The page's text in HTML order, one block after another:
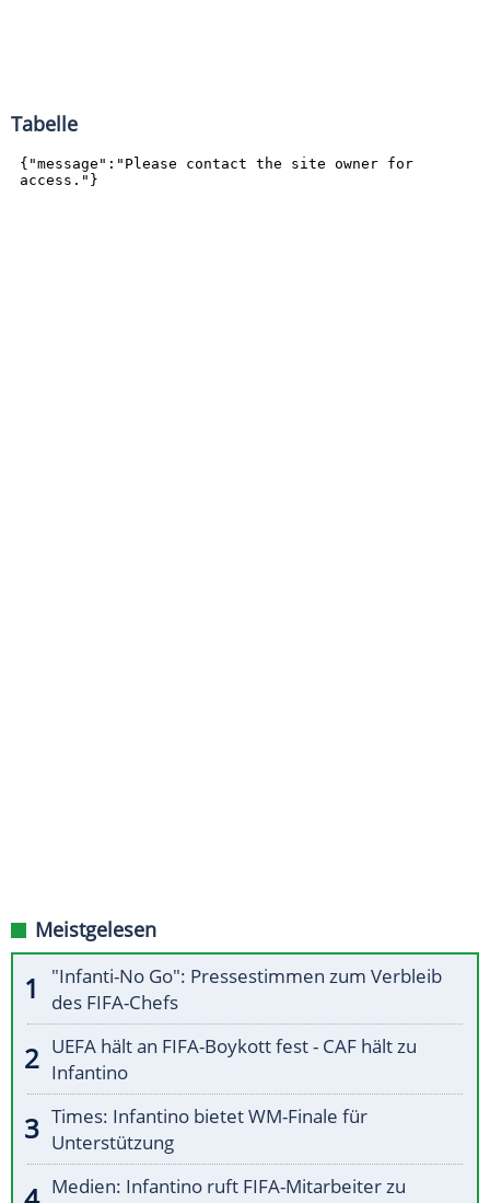
Tabelle
Meistgelesen
"Infanti-No Go": Pressestimmen zum Verbleib
des FIFA-Chefs
UEFA hält an FIFA-Boykott fest - CAF hält zu
Infantino
Times: Infantino bietet WM-Finale für
Unterstützung
Medien: Infantino ruft FIFA-Mitarbeiter zu